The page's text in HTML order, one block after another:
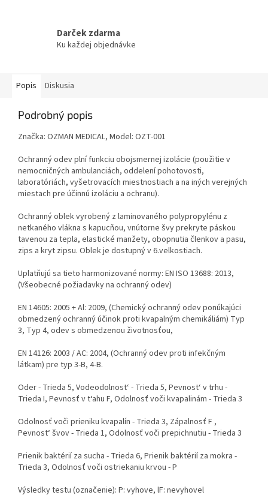
Darček zdarma
Ku každej objednávke
Popis Diskusia
Podrobný popis
Značka: OZMAN MEDICAL, Model: OZT-001
Ochranný odev plní funkciu obojsmernej izolácie (použitie v
nemocničných ambulanciách, oddelení pohotovosti,
laboratóriách, vyšetrovacích miestnostiach a na iných verejných
miestach pre účinnú izoláciu a ochranu).
Ochranný oblek vyrobený z laminovaného polypropylénu z
netkaného vlákna s kapucňou, vnútorne švy prekryte páskou
tavenou za tepla, elastické manžety, obopnutia členkov a pasu,
zips a kryt zipsu. Oblek je dostupný v 6.velkostiach.
Uplatňujú sa tieto harmonizované normy: EN ISO 13688: 2013,
(Všeobecné požiadavky na ochranný odev)
EN 14605: 2005 + Al: 2009, (Chemický ochranný odev ponúkajúci
obmedzený ochranný účinok proti kvapalným chemikáliám) Typ
3, Typ 4, odev s obmedzenou životnosťou,
EN 14126: 2003 / AC: 2004, (Ochranný odev proti infekčným
látkam) pre typ 3-B, 4-B.
Oder - Trieda 5, Vodeodolnost‘ - Trieda 5, Pevnost‘ v trhu -
Trieda I, Pevnosť v t‘ahu F, Odolnosť voči kvapalinám - Trieda 3
Odolnosť voči prieniku kvapalín - Trieda 3, Zápalnosť F ,
Pevnost‘ švov - Trieda 1, Odolnosť voči prepichnutiu - Trieda 3
Prienik baktérií za sucha - Trieda 6, Prienik baktérií za mokra -
Trieda 3, Odolnosť voči ostriekaniu krvou - P
Výsledky testu (označenie): P: vyhove, lF: nevyhovel